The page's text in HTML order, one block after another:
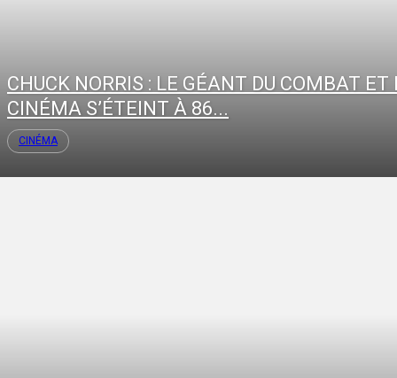
CHUCK NORRIS : LE GÉANT DU COMBAT ET
CINÉMA S’ÉTEINT À 86...
CINÉMA